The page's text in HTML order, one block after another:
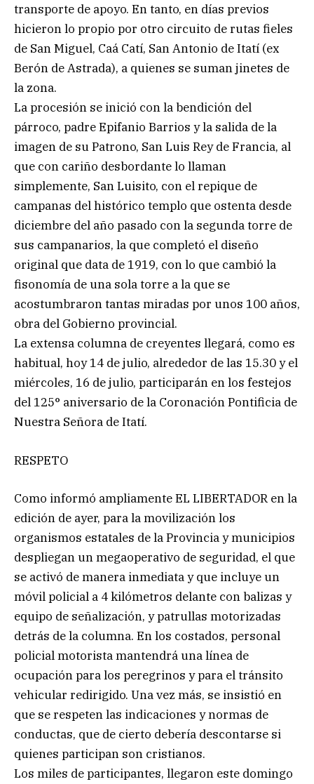
transporte de apoyo. En tanto, en días previos
hicieron lo propio por otro circuito de rutas fieles
de San Miguel, Caá Catí, San Antonio de Itatí (ex
Berón de Astrada), a quienes se suman jinetes de
la zona.
La procesión se inició con la bendición del
párroco, padre Epifanio Barrios y la salida de la
imagen de su Patrono, San Luis Rey de Francia, al
que con cariño desbordante lo llaman
simplemente, San Luisito, con el repique de
campanas del histórico templo que ostenta desde
diciembre del año pasado con la segunda torre de
sus campanarios, la que completó el diseño
original que data de 1919, con lo que cambió la
fisonomía de una sola torre a la que se
acostumbraron tantas miradas por unos 100 años,
obra del Gobierno provincial.
La extensa columna de creyentes llegará, como es
habitual, hoy 14 de julio, alrededor de las 15.30 y el
miércoles, 16 de julio, participarán en los festejos
del 125° aniversario de la Coronación Pontificia de
Nuestra Señora de Itatí.
RESPETO
Como informó ampliamente EL LIBERTADOR en la
edición de ayer, para la movilización los
organismos estatales de la Provincia y municipios
despliegan un megaoperativo de seguridad, el que
se activó de manera inmediata y que incluye un
móvil policial a 4 kilómetros delante con balizas y
equipo de señalización, y patrullas motorizadas
detrás de la columna. En los costados, personal
policial motorista mantendrá una línea de
ocupación para los peregrinos y para el tránsito
vehicular redirigido. Una vez más, se insistió en
que se respeten las indicaciones y normas de
conductas, que de cierto debería descontarse si
quienes participan son cristianos.
Los miles de participantes, llegaron este domingo